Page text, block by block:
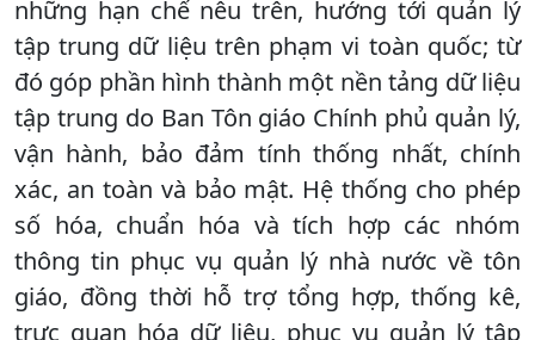
những hạn chế nêu trên, hướng tới quản lý
tập trung dữ liệu trên phạm vi toàn quốc; từ
đó góp phần hình thành một nền tảng dữ liệu
tập trung do Ban Tôn giáo Chính phủ quản lý,
vận hành, bảo đảm tính thống nhất, chính
xác, an toàn và bảo mật. Hệ thống cho phép
số hóa, chuẩn hóa và tích hợp các nhóm
thông tin phục vụ quản lý nhà nước về tôn
giáo, đồng thời hỗ trợ tổng hợp, thống kê,
trực quan hóa dữ liệu, phục vụ quản lý tập